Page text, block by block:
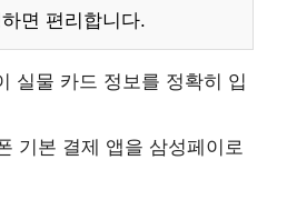
면 편리합니다.
실물 카드 정보를 정확히 입
기본 결제 앱을 삼성페이로